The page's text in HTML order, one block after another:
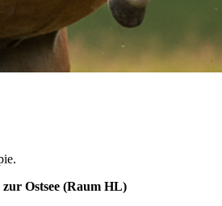
Ostsee (Raum HL)